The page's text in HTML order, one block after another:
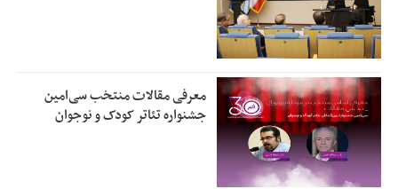
معرفی مقالات منتخب سی‌امین
جشنواره تئاتر کودک و نوجوان